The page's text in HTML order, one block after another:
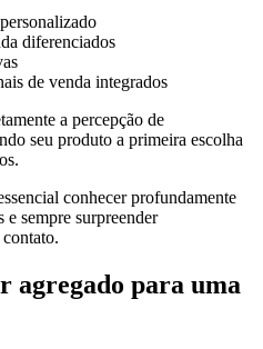
diferenciados
de venda integrados
a percepção de
seu produto a primeira escolha
conhecer profundamente
sempre surpreender
agregado para uma